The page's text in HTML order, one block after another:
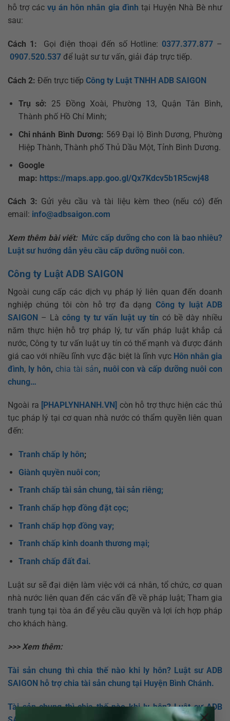
hỗ trợ cácvụ án hôn nhân gia đình tại Huyện Nhà Bè như
sau:
Cách 1: Gọi điện thoại đến số Hotline: 0377.377.877 –
0907.520.537 để luật sư tư vấn, giải đáp trực tiếp.
Cách 2: Đến trực tiếp Công ty Luật TNHH ADB SAIGON
Trụ sở: 25 Đồng Xoài, Phường 13, Quận Tân Bình,
Thành phố Hồ Chí Minh;
Chi nhánh Bình Dương: 569 Đại lộ Bình Dương, Phường
Hiệp Thành, Thành phố Thủ Dầu Một, Tỉnh Bình Dương.
Google
map: https://maps.app.goo.gl/Qx7Kdcv5b1R5cwj48
Cách 3: Gửi yêu cầu và tài liệu kèm theo (nếu có) đến
email: info@adbsaigon.com
Xem thêm bài viết: Mức cấp dưỡng cho con là bao nhiêu?
Luật sư hướng dẫn yêu cầu cấp dưỡng nuôi con.
Công ty Luật ADB SAIGON
Ngoài cung cấp các dịch vụ pháp lý liên quan đến doanh
nghiệp chúng tôi còn hỗ trợ đa dạng Công ty luật ADB
SAIGON – Làcông ty tư vấn luật uy tín có bề dày nhiều
năm thực hiện hỗ trợ pháp lý, tư vấn pháp luật khắp cả
nước, Công ty tư vấn luật uy tín có thế mạnh và được đánh
giá cao với nhiều lĩnh vực đặc biệt là lĩnh vựcHôn nhân gia
đình, ly hôn, chia tài sản, nuôi con và cấp dưỡng nuôi con
chung…
Ngoài ra [PHAPLYNHANH.VN] còn hỗ trợ thực hiện các thủ
tục pháp lý tại cơ quan nhà nước có thẩm quyền liên quan
đến:
Tranh chấp ly hôn;
Giành quyền nuôi con;
Tranh chấp tài sản chung, tài sản riêng;
Tranh chấp hợp đồng đặt cọc;
Tranh chấp hợp đồng vay;
Tranh chấp kinh doanh thương mại;
Tranh chấp đất đai.
Luật sư sẽ đại diện làm việc với cá nhân, tổ chức, cơ quan
nhà nước liên quan đến các vấn đề về pháp luật; Tham gia
tranh tụng tại tòa án để yêu cầu quyền và lợi ích hợp pháp
cho khách hàng.
>>> Xem thêm:
Tài sản chung thì chia thế nào khi ly hôn? Luật sư ADB
SAIGON hỗ trợ chia tài sản chung tại Huyện Bình Chánh.
Tài sản chung thì chia thế nào khi ly hôn? Luật sư ADB